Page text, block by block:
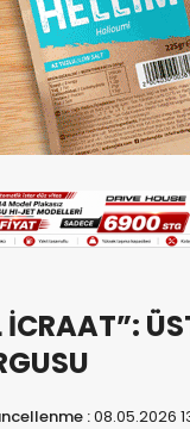
İCRAAT”:
:08.05.2026